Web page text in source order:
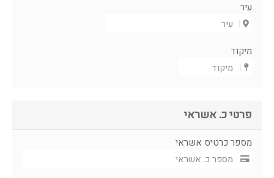
עיר
מיקוד
פרטי כ. אשראי
מספר כרטיס אשראי